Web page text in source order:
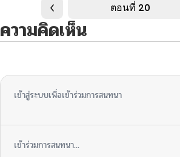
ตอนที่ 20
ความคิดเห็น
เข้าสู่ระบบเพื่อเข้าร่วมการสนทนา
เข้าร่วมการสนทนา...